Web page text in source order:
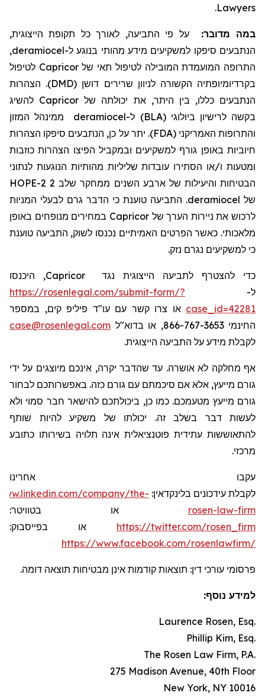
Lawyers
.
במה מדובר:
על פי התביעה, לאורך כל תקופת הייצוגית,
הנתבעים סיפקו למשקיעים מידע מהותי בנוגע ל-deramiocel
,
התרופה המועמדת המובילה לטיפול תאי שלCapricor לטיפול
בקרדיומיופתיה הקשורה לניוון שרירים דושן (DMD). הצהרות
הנתבעים כללו, בין היתר, את יכולתה של Capricor להשיג
בקשה לרישיון ביולוגי (BLA) ל-
deramiocel
ממינהל המזון
והתרופות האמריקני (FDA). יתר על כן, הנתבעים סיפקו הצהרות
חיוביות באופן גורף למשקיעים ובמקביל הפיצו הצהרות כוזבות
ומטעות ו/או הסתירו עובדות שליליות מהותיות הנוגעות לנתוני
הבטיחות והיעילות של ארבע השנים ממחקר שלב 2 HOPE-2
של deramiocel. התביעה טוענת כי הדבר גרם לבעלי המניות
לרכוש את ניירות הערך שלCapricor במחירים מנופחים באופן
מלאכותי. כאשר הפרטים האמיתיים נכנסו לשוק, התביעה טוענת
כי למשקיעים נגרם נזק.
כדי להצטרף לתביעה הייצוגית נגד Capricor, היכנסו
ל- https://rosenlegal.com/submit-form/?
case_id=42281 או צרו קשר עם עו"ד פיליפ קים, במספר
החינמי 866-767-3653, או בדוא"ל
case@rosenlegal.com
לקבלת מידע על התביעה הייצוגית.
אף מחלקה לא אושרה. עד שהדבר יקרה, אינכם מיוצגים על ידי
גורם מייעץ, אלא אם סיכמתם עם גורם כזה. באפשרותכם לבחור
גורם מייעץ מטעמכם. כמו כן, ביכולתכם להישאר חבר סמוי ולא
לעשות דבר בשלב זה. יכולתו של משקיע להיות שותף
להתאוששות עתידית פוטנציאלית אינה תלויה בשירותו כתובע
מרכזי.
עקבו אחרינו
לקבלת עידכונים בלינקדאין: company/the-
rosen-law-firm או בטוויטר:
https://twitter.com/rosen_firm או בפייסבוק:
https://www.facebook.com/rosenlawfirm/
פרסומי עורכי דין: תוצאות קודמות אינן מבטיחות תוצאה דומה.
למידע נוסף:
Laurence Rosen, Esq.
Phillip Kim, Esq.
The Rosen Law Firm, P.A.
275 Madison Avenue, 40th Floor
New York, NY 10016